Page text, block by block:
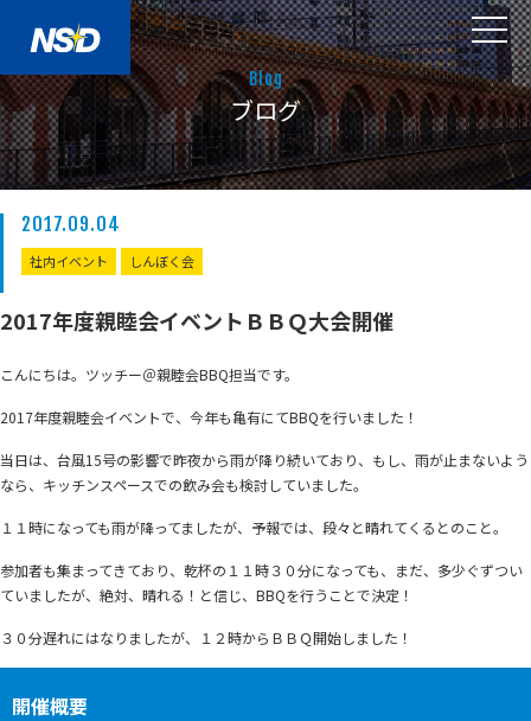
Blog
ブログ
2017.09.04
社内イベント しんぼく会
2017年度親睦会イベントＢＢＱ大会開催
こんにちは。ツッチー＠親睦会BBQ担当です。
2017年度親睦会イベントで、今年も亀有にてBBQを行いました！
当日は、台風15号の影響で昨夜から雨が降り続いており、もし、雨が止まないよう
なら、キッチンスペースでの飲み会も検討していました。
１１時になっても雨が降ってましたが、予報では、段々と晴れてくるとのこと。
参加者も集まってきており、乾杯の１１時３０分になっても、まだ、多少ぐずつい
ていましたが、絶対、晴れる！と信じ、BBQを行うことで決定！
３０分遅れにはなりましたが、１２時からＢＢＱ開始しました！
開催概要